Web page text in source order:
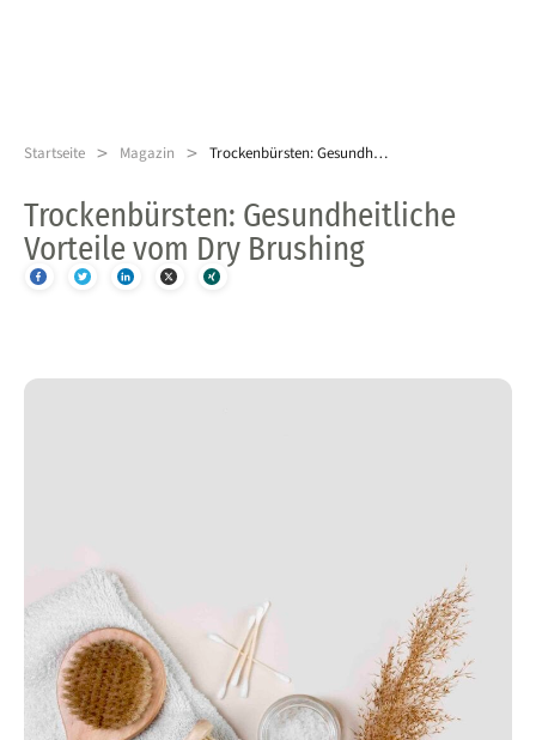
Startseite > Magazin > Trockenbürsten: Gesundheitliche Vorteile vom Dry Brushing
Trockenbürsten: Gesundheitliche
Vorteile vom Dry Brushing